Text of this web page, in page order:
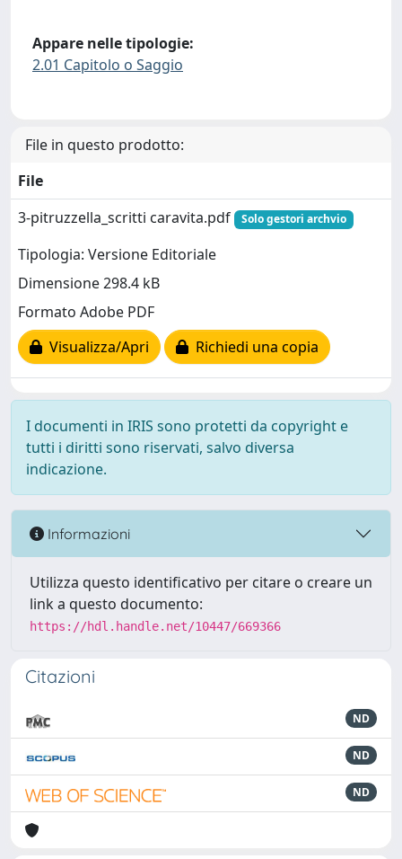
Appare nelle tipologie:
2.01 Capitolo o Saggio
File in questo prodotto:
File
3-pitruzzella_scritti caravita.pdf
Solo gestori archvio
Tipologia: Versione Editoriale
Dimensione 298.4 kB
Formato Adobe PDF
Visualizza/Apri
Richiedi una copia
I documenti in IRIS sono protetti da copyright e
tutti i diritti sono riservati, salvo diversa
indicazione.
Informazioni
Utilizza questo identificativo per citare o creare un
link a questo documento:
https://hdl.handle.net/10447/669366
Citazioni
ND
ND
ND